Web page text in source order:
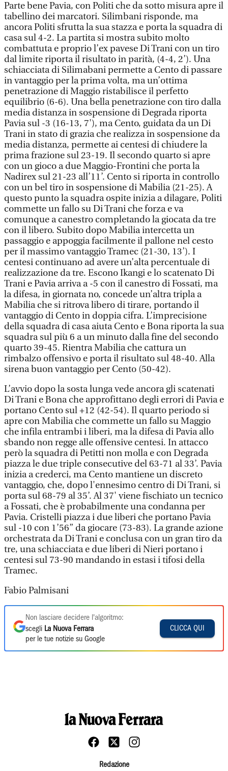
Parte bene Pavia, con Politi che da sotto misura apre il
tabellino dei marcatori. Silimbani risponde, ma
ancora Politi sfrutta la sua stazza e porta la squadra di
casa sul 4-2. La partita si mostra subito molto
combattuta e proprio l’ex pavese Di Trani con un tiro
dal limite riporta il risultato in parità, (4-4, 2’). Una
schiacciata di Silimabani permette a Cento di passare
in vantaggio per la prima volta, ma un’ottima
penetrazione di Maggio ristabilisce il perfetto
equilibrio (6-6). Una bella penetrazione con tiro dalla
media distanza in sospensione di Degrada riporta
Pavia sul -3 (16-13, 7'), ma Cento, guidata da un Di
Trani in stato di grazia che realizza in sospensione da
media distanza, permette ai centesi di chiudere la
prima frazione sul 23-19. Il secondo quarto si apre
con un gioco a due Maggio-Frontini che porta la
Nadirex sul 21-23 all’11’. Cento si riporta in controllo
con un bel tiro in sospensione di Mabilia (21-25). A
questo punto la squadra ospite inizia a dilagare, Politi
commette un fallo su Di Trani che forza e va
comunque a canestro completando la giocata da tre
con il libero. Subito dopo Mabilia intercetta un
passaggio e appoggia facilmente il pallone nel cesto
per il massimo vantaggio Tramec (21-30, 13’). I
centesi continuano ad avere un’alta percentuale di
realizzazione da tre. Escono Ikangi e lo scatenato Di
Trani e Pavia arriva a -5 con il canestro di Fossati, ma
la difesa, in giornata no, concede un’altra tripla a
Mabilia che si ritrova libero di tirare, portando il
vantaggio di Cento in doppia cifra. L’imprecisione
della squadra di casa aiuta Cento e Bona riporta la sua
squadra sul più 6 a un minuto dalla fine del secondo
quarto 39-45. Rientra Mabilia che cattura un
rimbalzo offensivo e porta il risultato sul 48-40. Alla
sirena buon vantaggio per Cento (50-42).
L’avvio dopo la sosta lunga vede ancora gli scatenati
Di Trani e Bona che approfittano degli errori di Pavia e
portano Cento sul +12 (42-54). Il quarto periodo si
apre con Mabilia che commette un fallo su Maggio
che infila entrambi i liberi, ma la difesa di Pavia allo
sbando non regge alle offensive centesi. In attacco
però la squadra di Petitti non molla e con Degrada
piazza le due triple consecutive del 63-71 al 33’. Pavia
inizia a crederci, ma Cento mantiene un discreto
vantaggio, che, dopo l'ennesimo centro di Di Trani, si
porta sul 68-79 al 35’. Al 37' viene fischiato un tecnico
a Fossati, che è probabilmente una condanna per
Pavia. Cristelli piazza i due liberi che portano Pavia
sul -10 con 1’56” da giocare (73-83). La grande azione
orchestrata da Di Trani e conclusa con un gran tiro da
tre, una schiacciata e due liberi di Nieri portano i
centesi sul 73-90 mandando in estasi i tifosi della
Tramec.
Fabio Palmisani
Non lasciare decidere l'algoritmo:
scegli La Nuova Ferrara
per le tue notizie su Google
CLICCA QUI
Redazione